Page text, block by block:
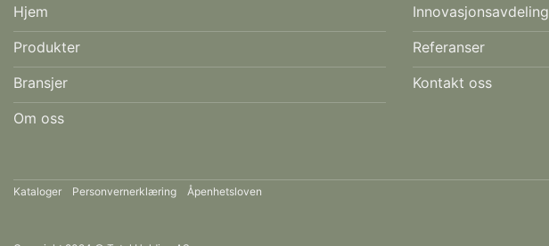
Hjem
Produkter
Bransjer
Om oss
Innovasjonsavdeling
Referanser
Kontakt oss
Kataloger Personvernerklæring Åpenhetsloven